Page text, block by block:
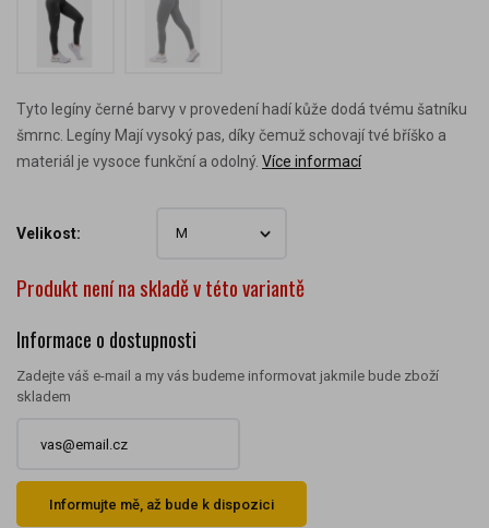
Tyto legíny černé barvy v provedení hadí kůže dodá tvému šatníku
šmrnc. Legíny Mají vysoký pas, díky čemuž schovají tvé bříško a
materiál je vysoce funkční a odolný. Více informací
Velikost:
Produkt není na skladě v této variantě
Informace o dostupnosti
Zadejte váš e-mail a my vás budeme informovat jakmile bude zboží
skladem
Informujte mě, až bude k dispozici